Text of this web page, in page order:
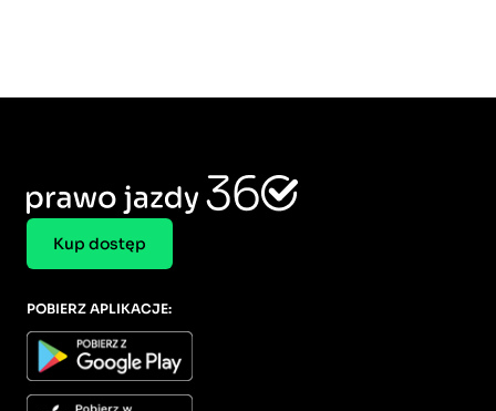
Kup dostęp
POBIERZ APLIKACJE: